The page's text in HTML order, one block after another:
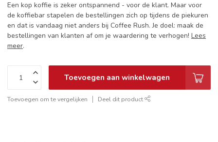
Een kop koffie is zeker ontspannend - voor de klant. Maar voor
de koffiebar stapelen de bestellingen zich op tijdens de piekuren
en dat is vandaag niet anders bij Coffee Rush. Je doel: maak de
bestellingen van klanten af om je waardering te verhogen! Lees
meer.
Toevoegen aan winkelwagen
Toevoegen om te vergelijken Deel dit product